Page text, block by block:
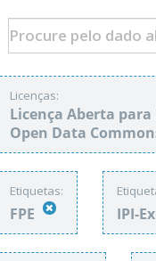
Licenças:
Licença Aberta para
Open Data
Etiquetas:
FPE IPI-